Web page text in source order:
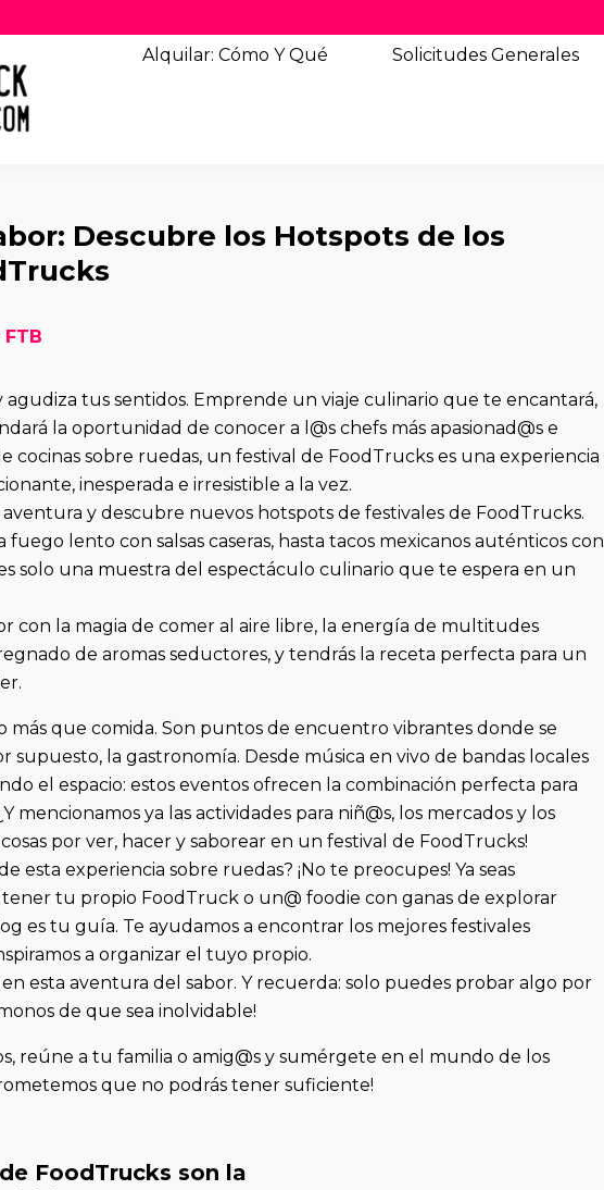
Alquilar: Cómo Y Qué SolicitudesGenerales
Descubre los Hotspots de los
agudiza tus sentidos. Emprende un viaje culinario que te encantará,
la oportunidad de conocer a l@s chefs más apasionad@s e
cocinas sobre ruedas, un festival de FoodTrucks es una experiencia
inesperada e irresistible a la vez.
y descubre nuevos hotspots de festivales de FoodTrucks.
fuego lento con salsas caseras, hasta tacos mexicanos auténticos con
es solo una muestra del espectáculo culinario que te espera en un
con la magia de comer al aire libre, la energía de multitudes
de aromas seductores, y tendrás la receta perfecta para un
más que comida. Son puntos de encuentro vibrantes donde se
supuesto, la gastronomía. Desde música en vivo de bandas locales
el espacio: estos eventos ofrecen la combinación perfecta para
mencionamos ya las actividades para niñ@s, los mercados y los
por ver, hacer y saborear en un festival de FoodTrucks!
esta experiencia sobre ruedas? ¡No te preocupes! Ya seas
tu propio FoodTruck o un@ foodie con ganas de explorar
es tu guía. Te ayudamos a encontrar los mejores festivales
a organizar el tuyo propio.
esta aventura del sabor. Y recuerda: solo puedes probar algo por
de que sea inolvidable!
reúne a tu familia o amig@s y sumérgete en el mundo de los
que no podrás tener suficiente!
FoodTrucks son la